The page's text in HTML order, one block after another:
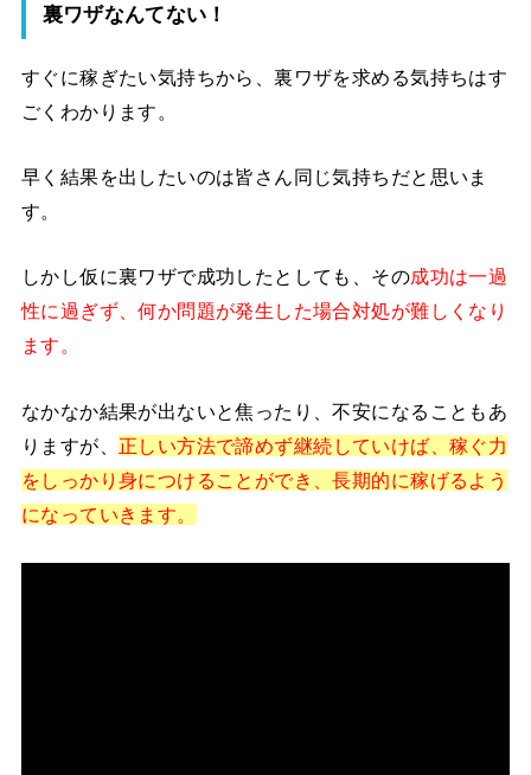
裏ワザなんてない！
すぐに稼ぎたい気持ちから、裏ワザを求める気持ちはす
ごくわかります。
早く結果を出したいのは皆さん同じ気持ちだと思いま
す。
しかし仮に裏ワザで成功したとしても、その成功は一過
性に過ぎず、何か問題が発生した場合対処が難しくなり
ます。
なかなか結果が出ないと焦ったり、不安になることもあ
りますが、 正しい方法で諦めず継続していけば、稼ぐ力
をしっかり身につけることができ、長期的に稼げるよう
になっていきます。